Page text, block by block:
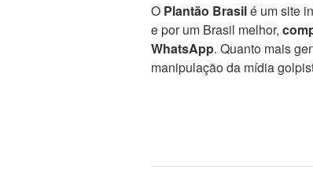
O Plantão Brasilé um site
e por um Brasil melhor,
WhatsApp. Quanto mais
manipulação da mídia